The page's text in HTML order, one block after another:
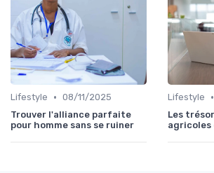
Lifestyle • 08/11/2025
Trouver l'alliance parfaite
pour homme sans se ruiner
Lifestyle •
Les
agricoles